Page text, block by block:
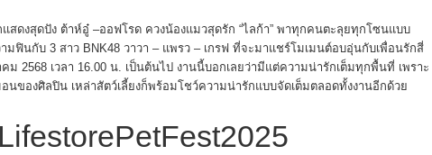
ดงสุดปัง ต้าห์อู๋ –ออฟโรด ควงน้องแมวสุดรัก “ไลก้า” พาทุกคนตะลุยทุกโซนแบบ
มฟินกับ 3 สาว BNK48 วาวา – แพรว – เกรฟ ที่จะมาแชร์โมเมนต์อบอุ่นกับเพื่อนรักสี่
ม 2568 เวลา 16.00 น. เป็นต้นไป งานนี้บอกเลยว่ามีแต่ความน่ารักเต็มทุกพื้นที่ เพราะ
ของศิลปิน เหล่าสัตว์เลี้ยงก็พร้อมโชว์ความน่ารักแบบจัดเต็มตลอดทั้งงานอีกด้วย